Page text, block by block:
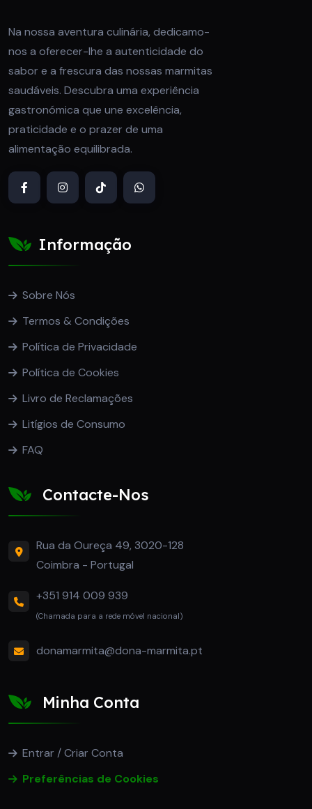
Na nossa aventura culinária, dedicamo-
nos a oferecer-lhe a autenticidade do
sabor e a frescura das nossas marmitas
saudáveis. Descubra uma experiência
gastronómica que une excelência,
praticidade e o prazer de uma
alimentação equilibrada.
Informação
Sobre Nós
Termos & Condições
Política de Privacidade
Política de Cookies
Livro de Reclamações
Litígios de Consumo
FAQ
Contacte-Nos
Rua da Oureça 49, 3020-128
Coimbra - Portugal
+351 914 009 939
(Chamada para a rede móvel nacional)
donamarmita@dona-marmita.pt
Minha Conta
Entrar / Criar Conta
Preferências de Cookies